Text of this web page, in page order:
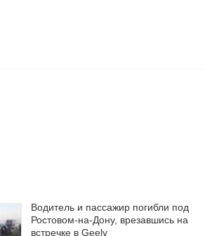
Водитель и пассажир погибли под
Ростовом-на-Дону, врезавшись на
встречке в Geely